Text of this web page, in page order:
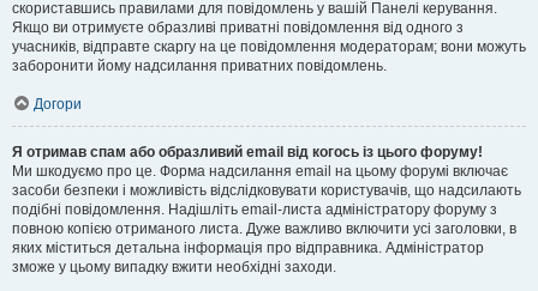
скориставшись правилами для повідомлень у вашій Панелі керування.
Якщо ви отримуєте образливі приватні повідомлення від одного з
учасників, відправте скаргу на це повідомлення модераторам; вони можуть
заборонити йому надсилання приватних повідомлень.
Догори
Я отримав спам або образливий email від когось із цього форуму!
Ми шкодуємо про це. Форма надсилання email на цьому форумі включає
засоби безпеки і можливість відслідковувати користувачів, що надсилають
подібні повідомлення. Надішліть email-листа адміністратору форуму з
повною копією отриманого листа. Дуже важливо включити усі заголовки, в
яких міститься детальна інформація про відправника. Адміністратор
зможе у цьому випадку вжити необхідні заходи.